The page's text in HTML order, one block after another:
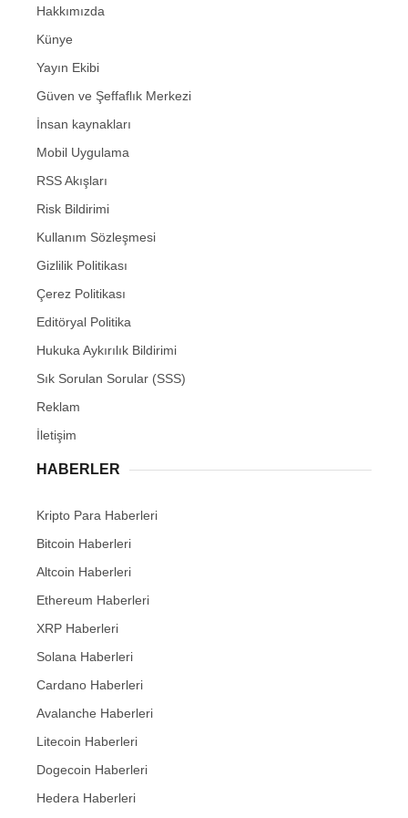
Hakkımızda
Künye
Yayın Ekibi
Güven ve Şeffaflık Merkezi
İnsan kaynakları
Mobil Uygulama
RSS Akışları
Risk Bildirimi
Kullanım Sözleşmesi
Gizlilik Politikası
Çerez Politikası
Editöryal Politika
Hukuka Aykırılık Bildirimi
Sık Sorulan Sorular (SSS)
Reklam
İletişim
HABERLER
Kripto Para Haberleri
Bitcoin Haberleri
Altcoin Haberleri
Ethereum Haberleri
XRP Haberleri
Solana Haberleri
Cardano Haberleri
Avalanche Haberleri
Litecoin Haberleri
Dogecoin Haberleri
Hedera Haberleri